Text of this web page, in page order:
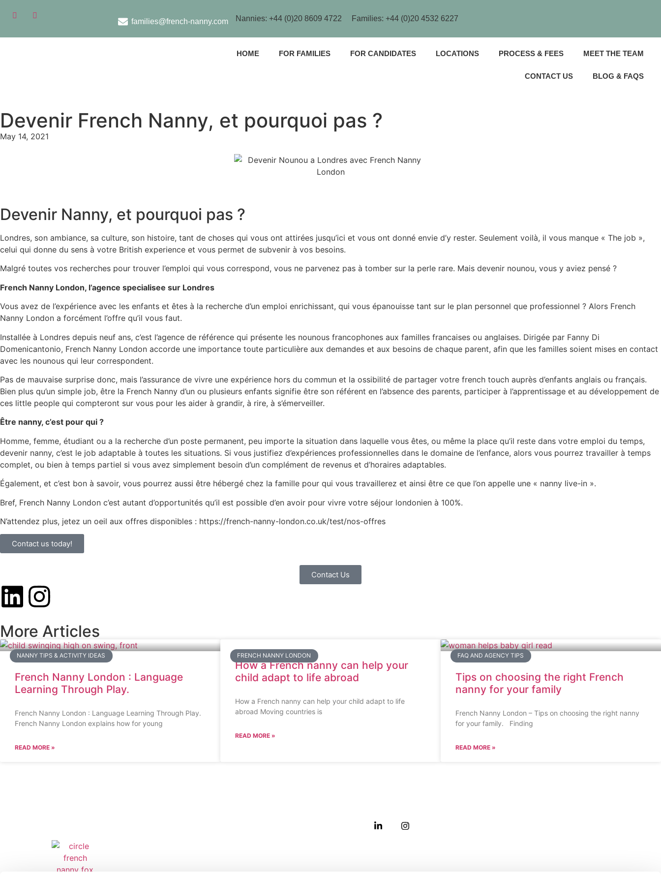
families@french-nanny.com Nannies: +44 (0)20 8609 4722 Families: +44 (0)20 4532 6227
HOME FOR FAMILIES FOR CANDIDATES LOCATIONS PROCESS & FEES MEET THE TEAM
CONTACT US BLOG & FAQS
Devenir French Nanny, et pourquoi pas ?
May 14, 2021
Devenir Nanny, et pourquoi pas ?
Londres, son ambiance, sa culture, son histoire, tant de choses qui vous ont attirées jusqu’ici et vous ont donné envie d’y rester. Seulement voilà, il vous manque « The job »,
celui qui donne du sens à votre British experience et vous permet de subvenir à vos besoins.
Malgré toutes vos recherches pour trouver l’emploi qui vous correspond, vous ne parvenez pas à tomber sur la perle rare. Mais devenir nounou, vous y aviez pensé ?
French Nanny London, l’agence specialisee sur Londres
Vous avez de l’expérience avec les enfants et êtes à la recherche d’un emploi enrichissant, qui vous épanouisse tant sur le plan personnel que professionnel ? Alors French
Nanny London a forcément l’offre qu’il vous faut.
Installée à Londres depuis neuf ans, c’est l’agence de référence qui présente les nounous francophones aux familles francaises ou anglaises. Dirigée par Fanny Di
Domenicantonio, French Nanny London accorde une importance toute particulière aux demandes et aux besoins de chaque parent, afin que les familles soient mises en contact
avec les nounous qui leur correspondent.
Pas de mauvaise surprise donc, mais l’assurance de vivre une expérience hors du commun et la ossibilité de partager votre french touch auprès d’enfants anglais ou français.
Bien plus qu’un simple job, être la French Nanny d’un ou plusieurs enfants signifie être son référent en l’absence des parents, participer à l’apprentissage et au développement de
ces little people qui compteront sur vous pour les aider à grandir, à rire, à s’émerveiller.
Être nanny, c’est pour qui ?
Homme, femme, étudiant ou a la recherche d’un poste permanent, peu importe la situation dans laquelle vous êtes, ou même la place qu’il reste dans votre emploi du temps,
devenir nanny, c’est le job adaptable à toutes les situations. Si vous justifiez d’expériences professionnelles dans le domaine de l’enfance, alors vous pourrez travailler à temps
complet, ou bien à temps partiel si vous avez simplement besoin d’un complément de revenus et d’horaires adaptables.
Également, et c’est bon à savoir, vous pourrez aussi être hébergé chez la famille pour qui vous travaillerez et ainsi être ce que l’on appelle une « nanny live-in ».
Bref, French Nanny London c’est autant d’opportunités qu’il est possible d’en avoir pour vivre votre séjour londonien à 100%.
N’attendez plus, jetez un oeil aux offres disponibles : https://french-nanny-london.co.uk/test/nos-offres
Contact us today!
Contact Us
More Articles
NANNY TIPS & ACTIVITY IDEAS
French Nanny London : Language
Learning Through Play.
French Nanny London : Language Learning Through Play.
French Nanny London explains how for young
READ MORE »
FRENCH NANNY LONDON
How a French nanny can help your
child adapt to life abroad
How a French nanny can help your child adapt to life
abroad Moving countries is
READ MORE »
FAQ AND AGENCY TIPS
Tips on choosing the right French
nanny for your family
French Nanny London – Tips on choosing the right nanny
for your family. Finding
READ MORE »